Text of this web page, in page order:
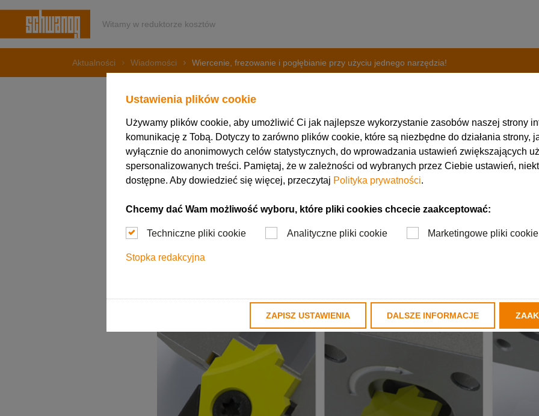
Ustawienia plików cookie
Używamy plików cookie, aby umożliwić Ci jak najlepsze wykorzystanie zasobów naszej strony
komunikację z Tobą. Dotyczy to zarówno plików cookie, które są niezbędne do działania strony,
wyłącznie do anonimowych celów statystycznych, do wprowadzania ustawień zwiększających
spersonalizowanych treści. Pamiętaj, że w zależności od wybranych przez Ciebie ustawień,
dostępne. Aby dowiedzieć się więcej, przeczytaj Polityka prywatności.
Chcemy dać Wam możliwość wyboru, które pliki cookies chcecie zaakceptować:
Techniczne pliki cookie Analityczne pliki cookie Marketingowe pliki cookie
Stopka redakcyjna
ZAPISZ USTAWIENIA DALSZE INFORMACJE
Witamy w reduktorze kosztów
Aktualności Wiadomości Wiercenie, frezowanie i pogłębianie przy użyciu jednego narzędzia!
17. marca 2020
Wiercenie, frezowanie i
przy użyciu jednego narzędzia!